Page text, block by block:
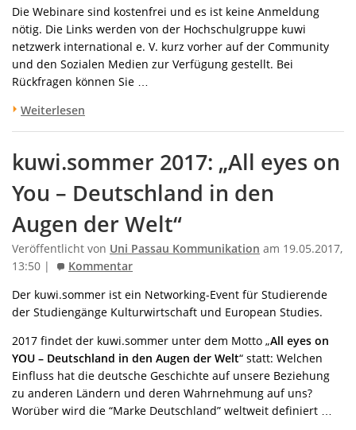
Die Webinare sind kostenfrei und es ist keine Anmeldung
nötig. Die Links werden von der Hochschulgruppe kuwi
netzwerk international e. V. kurz vorher auf der Community
und den Sozialen Medien zur Verfügung gestellt. Bei
Rückfragen können Sie …
Weiterlesen
kuwi.sommer 2017: „All eyes on
You – Deutschland in den
Augen der Welt“
Veröffentlicht von Uni Passau Kommunikation am 19.05.2017,
13:50 |
Kommentar
Der kuwi.sommer ist ein Networking-Event für Studierende
der Studiengänge Kulturwirtschaft und European Studies.
2017 findet der kuwi.sommer unter dem Motto „All eyes on
YOU – Deutschland in den Augen der Welt“ statt: Welchen
Einfluss hat die deutsche Geschichte auf unsere Beziehung
zu anderen Ländern und deren Wahrnehmung auf uns?
Worüber wird die “Marke Deutschland” weltweit definiert …